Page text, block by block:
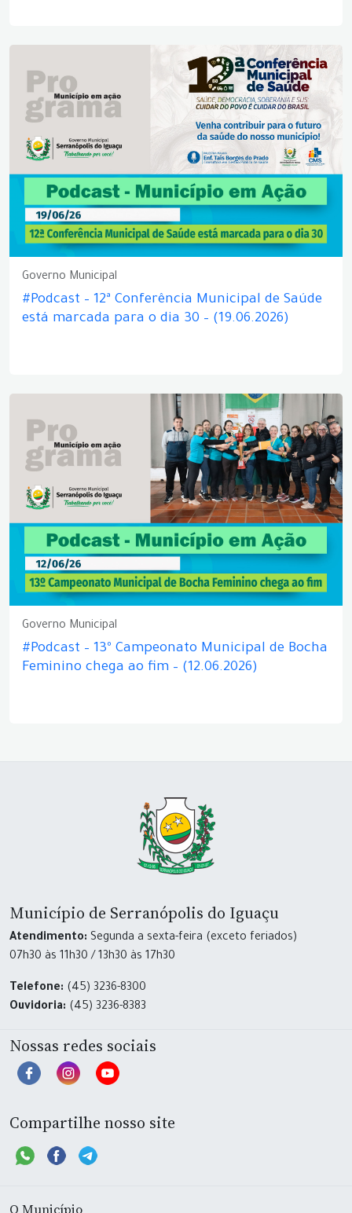
Governo Municipal
#Podcast – 12ª Conferência Municipal de Saúde
está marcada para o dia 30 – (19.06.2026)
Governo Municipal
#Podcast – 13º Campeonato Municipal de Bocha
Feminino chega ao fim – (12.06.2026)
Município de Serranópolis do Iguaçu
Atendimento: Segunda a sexta-feira (exceto feriados)
07h30 às 11h30 / 13h30 às 17h30
Telefone: (45) 3236-8300
Ouvidoria: (45) 3236-8383
Nossas redes sociais
Compartilhe nosso site
O Município